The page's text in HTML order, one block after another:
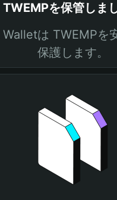
TWEMPを保管しま
は TWEMPを
保護します。